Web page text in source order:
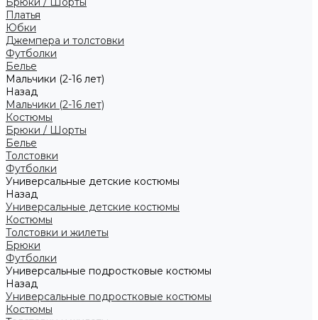
Платья
Юбки
Джемпера и толстовки
Футболки
Белье
Мальчики (2-16 лет)
Назад
Мальчики (2-16 лет)
Костюмы
Брюки / Шорты
Белье
Толстовки
Футболки
Универсальные детские костюмы
Назад
Универсальные детские костюмы
Костюмы
Толстовки и жилеты
Брюки
Футболки
Универсальные подростковые костюмы
Назад
Универсальные подростковые костюмы
Костюмы